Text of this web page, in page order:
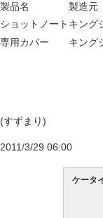
製品名 製造元
ショットノート キング
専用カバー
キング
(すずまり)
2011/3/29 06:00
ケータ